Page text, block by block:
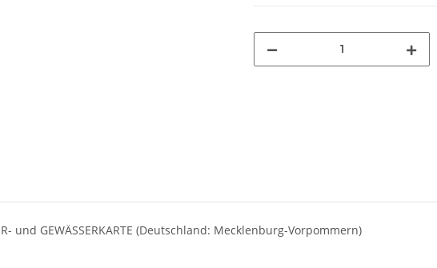
und GEWÄSSERKARTE (Deutschland: Mecklenburg-Vorpommern)